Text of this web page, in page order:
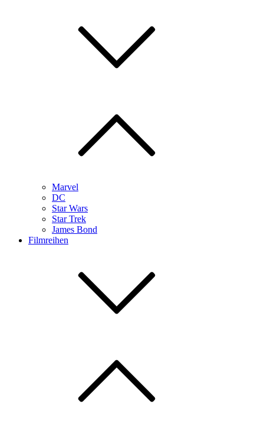
Marvel
DC
Star Wars
Star Trek
James Bond
Filmreihen